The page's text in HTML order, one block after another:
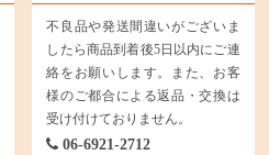
不良品や発送間違いがございま
したら商品到着後5日以内にご連
絡をお願いします。また、お客
様のご都合による返品・交換は
受け付けておりません。
06-6921-2712